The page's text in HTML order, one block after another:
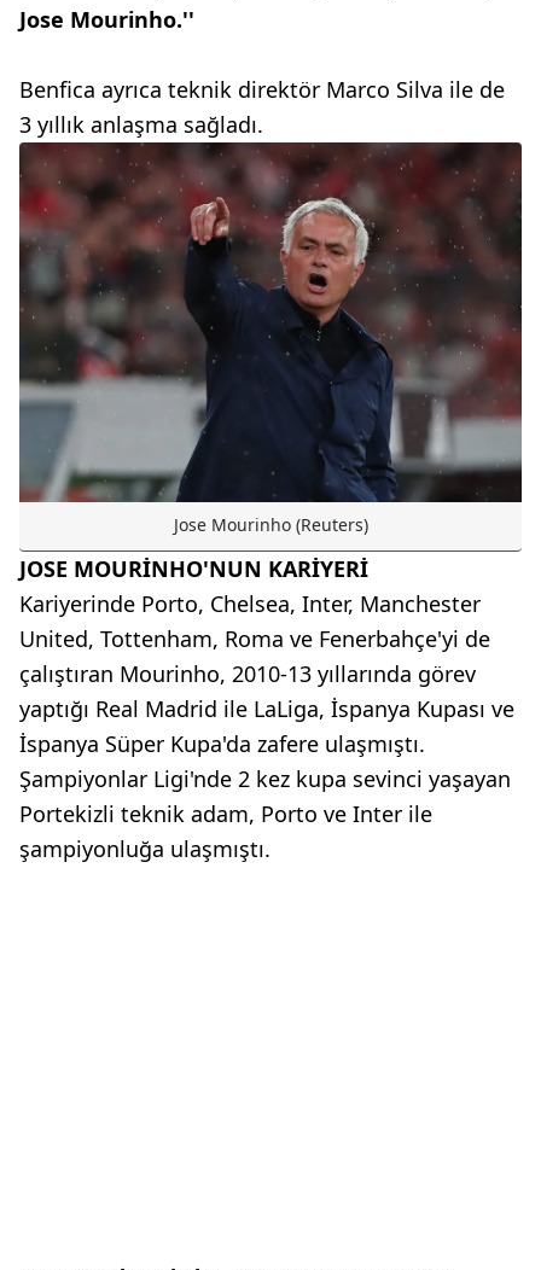
Jose Mourinho.''
Benfica ayrıca teknik direktör Marco Silva ile de
3 yıllık anlaşma sağladı.
Jose Mourinho (Reuters)
JOSE MOURİNHO'NUN KARİYERİ
Kariyerinde Porto, Chelsea, Inter, Manchester
United, Tottenham, Roma ve Fenerbahçe'yi de
çalıştıran Mourinho, 2010-13 yıllarında görev
yaptığı Real Madrid ile LaLiga, İspanya Kupası ve
İspanya Süper Kupa'da zafere ulaşmıştı.
Şampiyonlar Ligi'nde 2 kez kupa sevinci yaşayan
Portekizli teknik adam, Porto ve Inter ile
şampiyonluğa ulaşmıştı.